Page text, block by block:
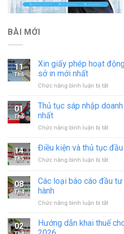
BÀI MỚI
11
Th6
Xin giấy phép hoạt
sở in mới nhất
Chức năng bình luận bị tắtở
giấy
động
–
ký
động
in
nhất
01
Th6
Thủ tục sáp nhập
nhất
Chức năng bình luận bị tắtở
tục
nhập
định
nhất
14
Th5
Điều kiện và thủ tục
Chức năng bình luận bị tắtở
kiện
và
tục
tư
08
Th4
Các loại báo cáo đầu
hành
Chức năng bình luận bị tắtở
loại
báo
02
Hướng dẫn khai thuế